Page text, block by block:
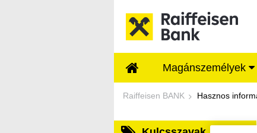
Magánszemélyek
Dokumentumtár -
Raiffeisen BANK Hasznos